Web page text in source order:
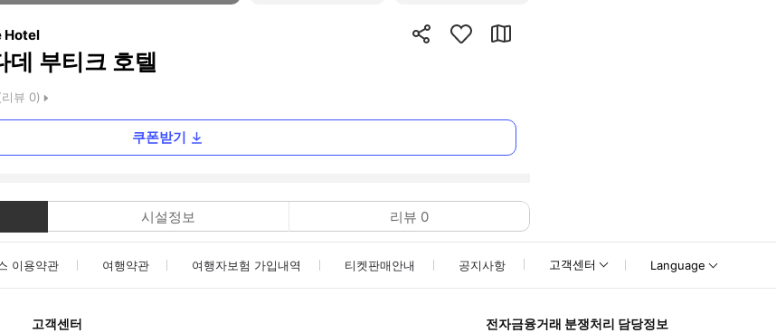
Hotel
데 부티크 호텔
뷰 0)
쿠폰받기
시설정보 리뷰 0
이용약관 여행약관 여행자보험 가입내역 티켓판매안내 공지사항 고객센터 Language
고객센터 전자금융거래 분쟁처리 담당정보